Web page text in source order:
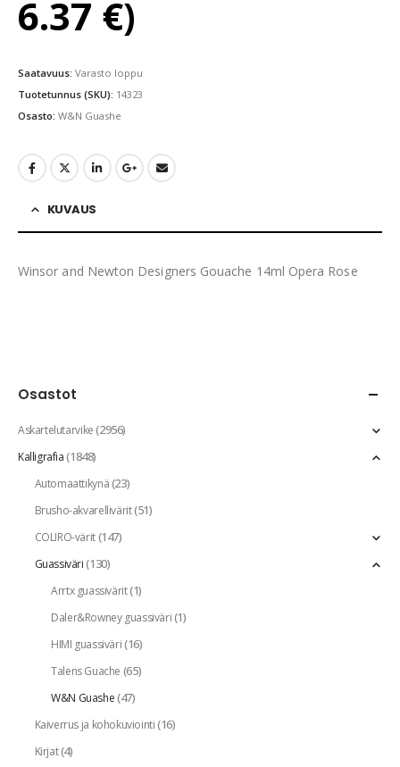
6.37 €)
Saatavuus: Varasto loppu
Tuotetunnus (SKU): 14323
Osasto: W&N Guashe
KUVAUS
Winsor and Newton Designers Gouache 14ml Opera Rose
Osastot
Askartelutarvike(2956)
Kalligrafia(1848)
Automaattikynä(23)
Brusho-akvarellivärit(51)
COLIRO-värit(147)
Guassiväri(130)
Arrtx guassivärit(1)
Daler&Rowney guassiväri(1)
HIMI guassiväri(16)
Talens Guache (65)
W&N Guashe(47)
Kaiverrus ja kohokuviointi(16)
Kirjat(4)